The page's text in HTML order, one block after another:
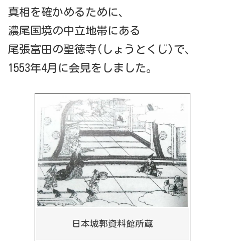
真相を確かめるために、
濃尾国境の中立地帯にある
尾張富田の聖徳寺(しょうとくじ)で、
1553年4月に会見をしました。
日本城郭資料館所蔵